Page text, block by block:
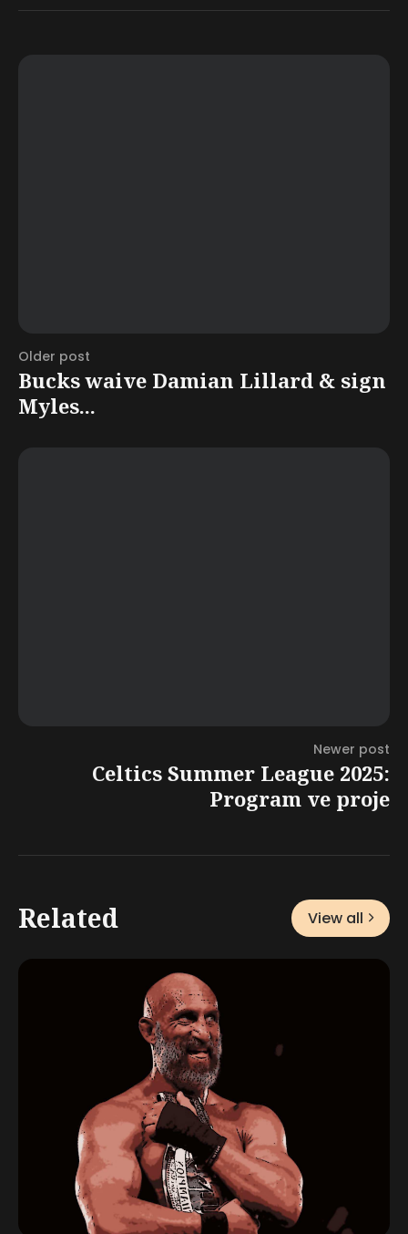
Older post
Bucks waive Damian Lillard & sign
Myles...
Newer post
Celtics Summer League 2025:
Program ve proje
Related View all